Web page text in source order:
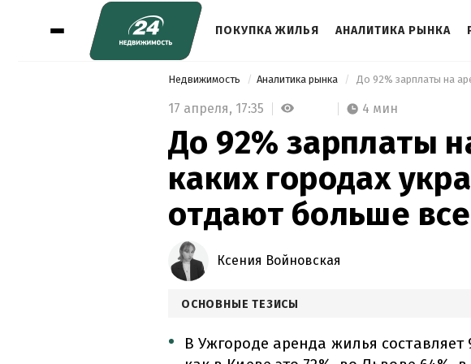
ПОКУПКА ЖИЛЬЯ АНАЛИТИКА РЫНКА
Недвижимость Аналитика рынка
17 апреля, 17:35 4 мин
До 92% зарплаты
каких городах
отдают больше
Ксения Войновская
ОСНОВНЫЕ ТЕЗИСЫ
В Ужгороде аренда жилья составляет